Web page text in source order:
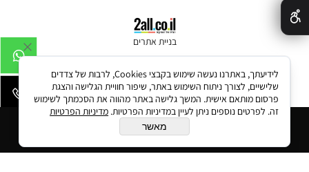
הוסף לסל
בניית אתרים
לידיעתך, באתרנו נעשה שימוש בקבצי Cookies, לרבות של צדדים
שלישיים, לצורך ניתוח השימוש באתר, שיפור חוויית הגלישה והצגת
פרסום מותאם אישית. המשך גלישה באתר מהווה את הסכמתך לשימוש
זה. לפרטים נוספים ניתן לעיין במדיניות הפרטיות. מדיניות הפרטיות
מאשר